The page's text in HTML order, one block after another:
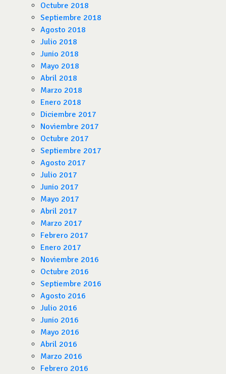
Octubre 2018
Septiembre 2018
Agosto 2018
Julio 2018
Junio 2018
Mayo 2018
Abril 2018
Marzo 2018
Enero 2018
Diciembre 2017
Noviembre 2017
Octubre 2017
Septiembre 2017
Agosto 2017
Julio 2017
Junio 2017
Mayo 2017
Abril 2017
Marzo 2017
Febrero 2017
Enero 2017
Noviembre 2016
Octubre 2016
Septiembre 2016
Agosto 2016
Julio 2016
Junio 2016
Mayo 2016
Abril 2016
Marzo 2016
Febrero 2016